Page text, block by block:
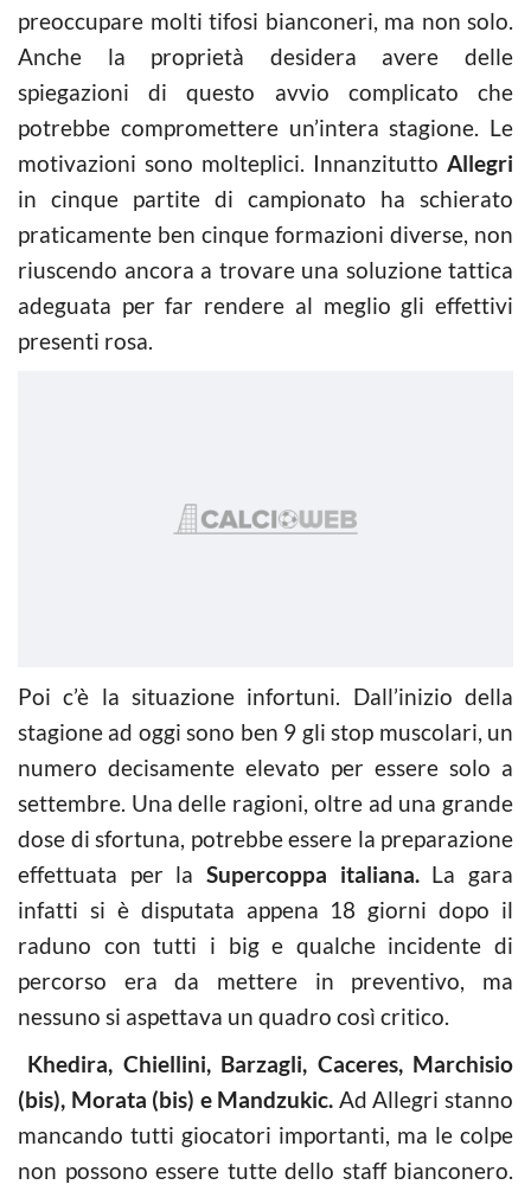
preoccupare molti tifosi bianconeri, ma non solo.
Anche la proprietà desidera avere delle
spiegazioni di questo avvio complicato che
potrebbe compromettere un’intera stagione. Le
motivazioni sono molteplici. Innanzitutto Allegri
in cinque partite di campionato ha schierato
praticamente ben cinque formazioni diverse, non
riuscendo ancora a trovare una soluzione tattica
adeguata per far rendere al meglio gli effettivi
presenti rosa.
Poi c’è la situazione infortuni. Dall’inizio della
stagione ad oggi sono ben 9 gli stop muscolari, un
numero decisamente elevato per essere solo a
settembre. Una delle ragioni, oltre ad una grande
dose di sfortuna, potrebbe essere la preparazione
effettuata per la Supercoppa italiana.La gara
infatti si è disputata appena 18 giorni dopo il
raduno con tutti i big e qualche incidente di
percorso era da mettere in preventivo, ma
nessuno si aspettava un quadro così critico.
Khedira, Chiellini, Barzagli, Caceres, Marchisio
(bis), Morata (bis) e Mandzukic. Ad Allegri stanno
mancando tutti giocatori importanti, ma le colpe
non possono essere tutte dello staff bianconero.